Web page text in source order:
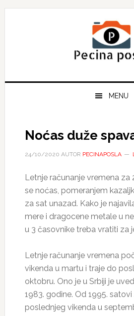
Skip
Skip
Skip
MENU
Noćas duže
24/10/2020 AUTOR PECINAPOSLA
Letnje računanje vremena za
se noćas, pomeranjem
za sat unazad. Kako je
mere i dragocene metale u
u 3 časovnike treba vratiti za
Letnje računanje vremena
vikenda u martu i traje do
oktobru. Ono je u Srbiji je
1983. godine. Od 1995.
poslednjeg vikenda u